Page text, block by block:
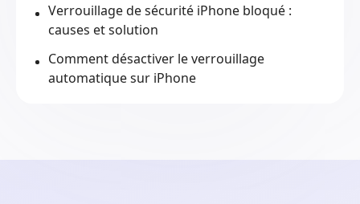
Verrouillage de sécurité iPhone bloqué :
causes et solution
Comment désactiver le verrouillage
automatique sur iPhone